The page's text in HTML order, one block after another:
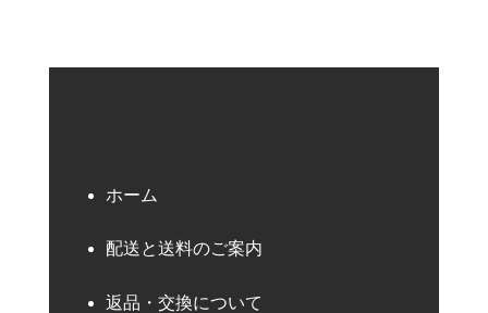
ホーム
配送と送料のご案内
返品・交換について